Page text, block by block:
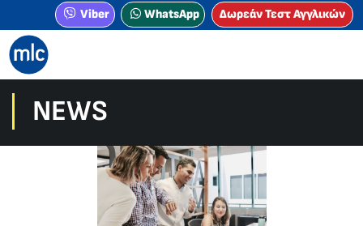
Viber WhatsApp Δωρεάν Τεστ Αγγλικών
NEWS